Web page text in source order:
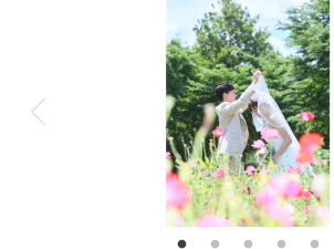
ヘアメイク
データ
会食
家族用衣装レンタル
その他含むもの
六つ切プリントをデータ渡しに変更していただけます
ドレスで素敵なフォトを残しましょう♪